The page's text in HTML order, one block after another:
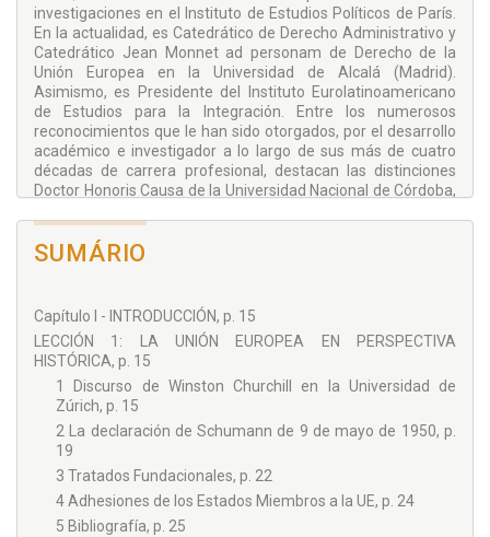
investigaciones en el Instituto de Estudios Políticos de París.
En la actualidad, es Catedrático de Derecho Administrativo y
Catedrático Jean Monnet ad personam de Derecho de la
Unión Europea en la Universidad de Alcalá (Madrid).
Asimismo, es Presidente del Instituto Eurolatinoamericano
de Estudios para la Integración. Entre los numerosos
reconocimientos que le han sido otorgados, por el desarrollo
académico e investigador a lo largo de sus más de cuatro
décadas de carrera profesional, destacan las distinciones
Doctor Honoris Causa de la Universidad Nacional de Córdoba,
Rosario (Argentina).
SUMÁRIO
Capítulo I - INTRODUCCIÓN, p. 15
LECCIÓN 1: LA UNIÓN EUROPEA EN PERSPECTIVA
HISTÓRICA, p. 15
1 Discurso de Winston Churchill en la Universidad de
Zúrich, p. 15
2 La declaración de Schumann de 9 de mayo de 1950, p.
19
3 Tratados Fundacionales, p. 22
4 Adhesiones de los Estados Miembros a la UE, p. 24
5 Bibliografía, p. 25